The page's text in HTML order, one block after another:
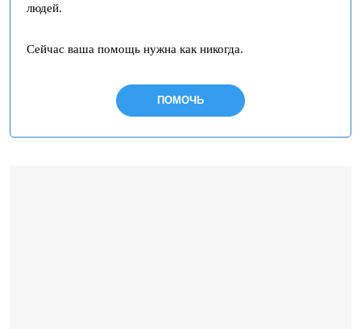
людей.
Сейчас ваша помощь нужна как никогда.
ПОМОЧЬ